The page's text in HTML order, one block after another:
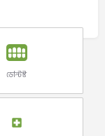
ডেন্টিস্ট